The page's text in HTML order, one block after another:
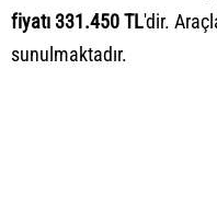
fiyatı 331.450 TL'dir.
sunulmaktadır.